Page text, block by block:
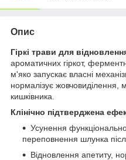
Опис
Гіркі трави для
ароматичних гіркот,
м'яко запускає власні
нормалізує жовчовиділення,
кишківника.
Клінічно підтверджена
Усунення
переповнення шлунка
Відновлення апетиту,